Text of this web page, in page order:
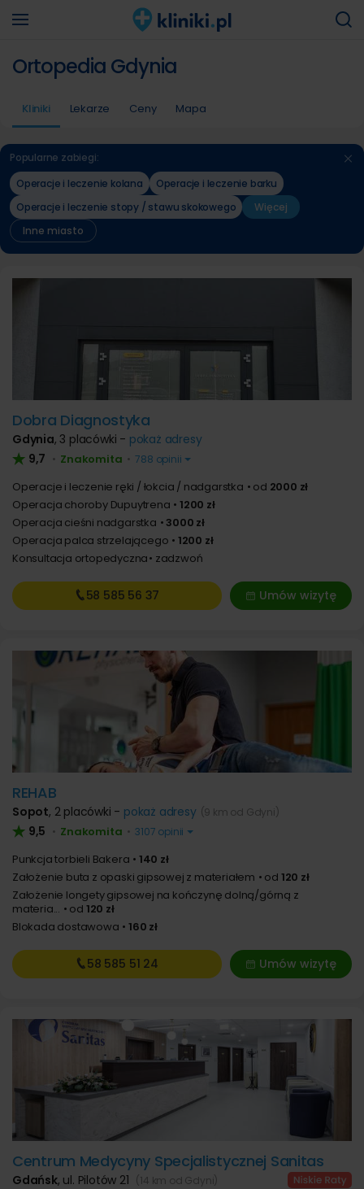
Ortopedia Gdynia
Kliniki Lekarze Ceny Mapa
Popularne zabiegi:
Operacje i leczenie kolana
Operacje i leczenie barku
Operacje i leczenie stopy / stawu skokowego
Więcej
Inne miasto
Dobra Diagnostyka
Gdynia,3 placówki - pokaż adresy
9,7 • Znakomita • 788 opinii
Operacje i leczenie ręki / łokcia / nadgarstka od 2000 zł
Operacja choroby Dupuytrena
1200 zł
Operacja cieśni nadgarstka
3000 zł
Operacja palca strzelającego
1200 zł
Konsultacja ortopedyczna zadzwoń
Umów wizytę
58 585 56 37
REHAB
Sopot, 2 placówki - pokaż adresy (9 km od Gdyni)
9,5 • Znakomita • 3107 opinii
Punkcja torbieli Bakera
140 zł
Założenie buta z opaski gipsowej z materiałem
od 120 zł
Założenie longety gipsowej na kończynę dolną/górną z
materia...
od 120 zł
Blokada dostawowa
160 zł
Umów wizytę
58 585 51 24
Centrum Medycyny Specjalistycznej Sanitas
Gdańsk, ul. Pilotów 21 (14 km od Gdyni)